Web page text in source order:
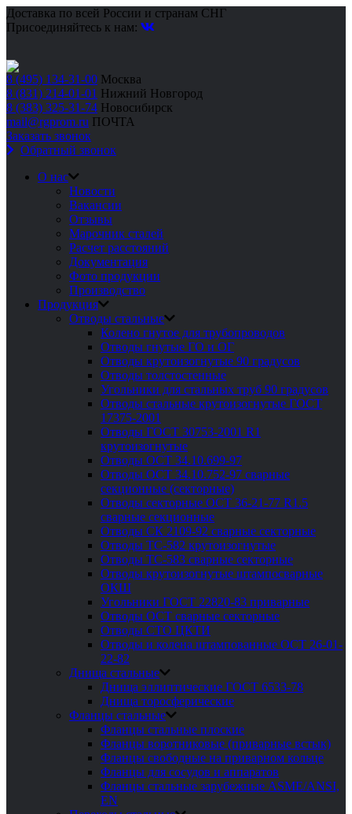
Доставка по всей России и странам СНГ
Присоединяйтесь к нам:
8 (495) 134-31-00 Москва
8 (831) 214-01-01 Нижний Новгород
8 (383) 325-31-74 Новосибирск
mail@rgprom.ru ПОЧТА
Заказать звонок
Обратный звонок
О нас
Новости
Вакансии
Отзывы
Марочник сталей
Расчет расстояний
Документация
Фото продукции
Производство
Продукция
Отводы стальные
Колено гнутое для трубопроводов
Отводы гнутые ГО и ОГ
Отводы крутоизогнутые 90 градусов
Отводы толстостенные
Угольники для стальных труб 90 градусов
Отводы стальные крутоизогнутые ГОСТ
17375-2001
Отводы ГОСТ 30753-2001 R1
крутоизогнутые
Отводы ОСТ 34.10.699-97
Отводы ОСТ 34.10.752-97 сварные
секционные (секторные)
Отводы секторные ОСТ 36-21-77 R1.5
сварные секционные
Отводы СК 2109-92 сварные секторные
Отводы ТС-582 крутоизогнутые
Отводы ТС-583 сварные секторные
Отводы крутоизогнутые штампосварные
ОКШ
Угольники ГОСТ 22820-83 приварные
Отводы ОСТ сварные секторные
Отводы СТО ЦКТИ
Отводы и колена штампованные ОСТ 26-01-
22-82
Днища стальные
Днища эллиптические ГОСТ 6533-78
Днища торосферические
Фланцы стальные
Фланцы стальные плоские
Фланцы воротниковые (приварные встык)
Фланцы свободные на приварном кольце
Фланцы для сосудов и аппаратов
Фланцы стальные зарубежные ASME/ANSI,
EN